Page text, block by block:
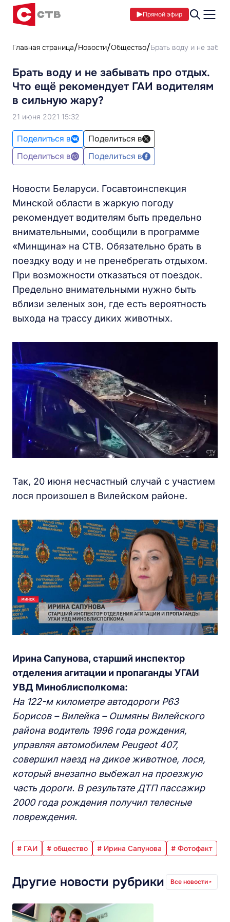
Прямой эфир
Главная страница Новости Общество Брать воду и не
Брать воду и не забывать про отдых.
Что ещё рекомендует ГАИ водителям
в сильную жару?
21 июня 2021 15:32
Поделиться в
Поделиться в
Поделиться в
Поделиться в
Новости Беларуси. Госавтоинспекция
Минской области в жаркую погоду
рекомендует водителям быть предельно
внимательными, сообщили в программе
«Минщина» на СТВ. Обязательно брать в
поездку воду и не пренебрегать отдыхом.
При возможности отказаться от поездок.
Предельно внимательными нужно быть
вблизи зеленых зон, где есть вероятность
выхода на трассу диких животных.
Так, 20 июня несчастный случай с участием
лося произошел в Вилейском районе.
Ирина Сапунова, старший инспектор
отделения агитации и пропаганды УГАИ
УВД Миноблисполкома:
На 122-м километре автодороги Р63
Борисов – Вилейка – Ошмяны Вилейского
района водитель 1996 года рождения,
управляя автомобилем Peugeot 407,
совершил наезд на дикое животное, лося,
который внезапно выбежал на проезжую
часть дороги. В результате ДТП пассажир
2000 года рождения получил телесные
повреждения.
# ГАИ # общество # Ирина Сапунова # Фотофакт
Другие новости рубрики Все новости